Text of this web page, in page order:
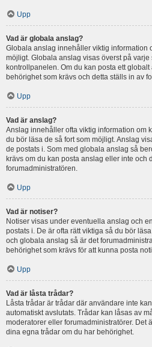
Upp
Vad är globala anslag?
Globala anslag innehåller viktig information
möjligt. Globala anslag visas överst på
kontrollpanelen. Om du kan posta ett
behörighet som krävs och detta ställs in av
Upp
Vad är anslag?
Anslag innehåller ofta viktig information om
du bör läsa de så fort som möjligt. Anslag
de postats i. Som med globala anslag så
krävs om du kan posta anslag eller inte och
forumadministratören.
Upp
Vad är notiser?
Notiser visas under eventuella anslag och
postats i. De är ofta rätt viktiga så du bör
och globala anslag så är det
behörighet som krävs för att kunna posta
Upp
Vad är låsta trådar?
Låsta trådar är trådar där användare inte
automatiskt avslutats. Trådar kan låsas av
moderatorer eller forumadministratörer. Det
dina egna trådar om du har behörighet.